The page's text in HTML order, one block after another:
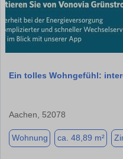
Ein tolles Wohngefühl:
Aachen, 52078
Wohnung ca. 48,89 m²